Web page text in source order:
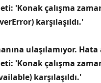
'Konak çalışma
karşılaşıldı.'
ulaşılamıyor. Hata
'Konak çalışma
karşılaşıldı.'